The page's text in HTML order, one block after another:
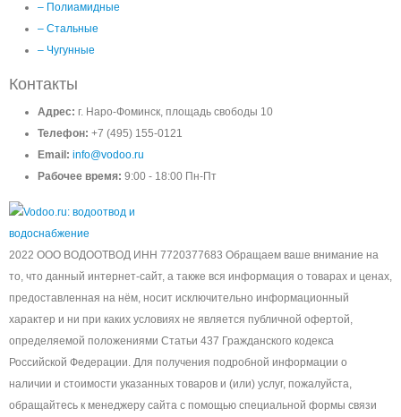
– Полиамидные
– Стальные
– Чугунные
Контакты
Адрес: г. Наро-Фоминск, площадь свободы 10
Телефон: +7 (495) 155-0121
Email: info@vodoo.ru
Рабочее время: 9:00 - 18:00 Пн-Пт
2022 ООО ВОДООТВОД ИНН 7720377683 Обращаем ваше внимание на
то, что данный интернет-сайт, а также вся информация о товарах и ценах,
предоставленная на нём, носит исключительно информационный
характер и ни при каких условиях не является публичной офертой,
определяемой положениями Статьи 437 Гражданского кодекса
Российской Федерации. Для получения подробной информации о
наличии и стоимости указанных товаров и (или) услуг, пожалуйста,
обращайтесь к менеджеру сайта с помощью специальной формы связи